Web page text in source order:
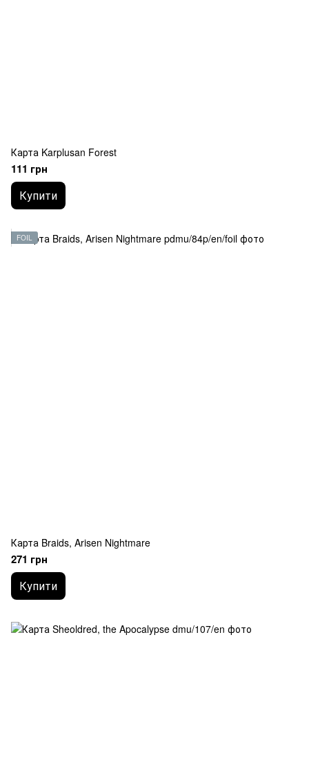
Карта Karplusan Forest
111 грн
Купити
FOIL
Карта Braids, Arisen Nightmare
271 грн
Купити